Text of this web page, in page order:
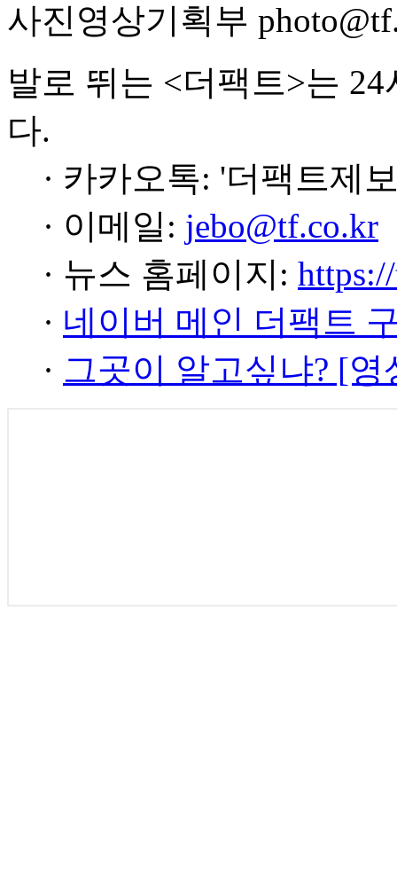
사진영상기획부
발로 뛰는 <더팩트>는
다.
· 카카오톡: '더팩트제
· 이메일: jebo@tf.co.kr
· 뉴스 홈페이지:
· 네이버 메인 더팩트
· 그곳이 알고싶냐? [